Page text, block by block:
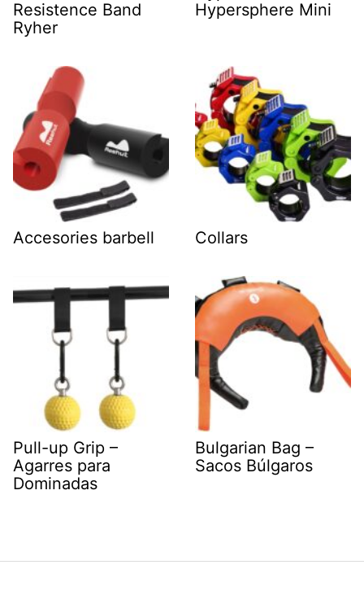
Resistence Band
Ryher
Hypersphere Mini
Accesories barbell Collars
Pull-up Grip –
Agarres para
Dominadas
Bulgarian Bag –
Sacos Búlgaros